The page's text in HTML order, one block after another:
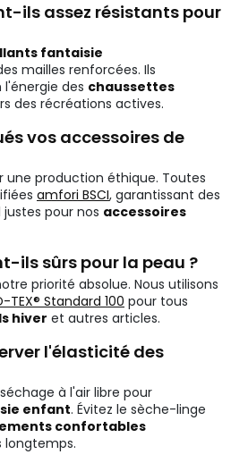
ils assez résistants pour
fantaisie
mailles renforcées. Ils
des chaussettes
des récréations actives.
vos accessoires de
une production éthique. Toutes
amfori BSCI, garantissant des
pour nos accessoires
ils sûrs pour la peau ?
priorité absolue. Nous utilisons
TEX® Standard 100 pour tous
hiver et autres articles.
l'élasticité des
à l'air libre pour
enfant. Évitez le sèche-linge
confortables
longtemps.